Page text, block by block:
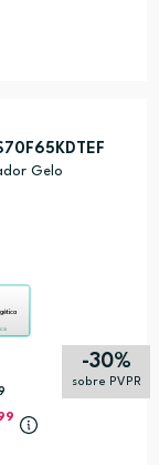
Gelo
-30%
sobre PVPR